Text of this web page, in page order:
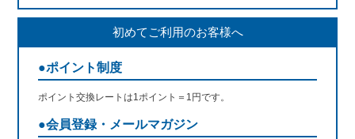
初めてご利用のお客様へ
●ポイント制度
ポイント交換レートは1ポイント＝1円です。
●会員登録・メールマガジン